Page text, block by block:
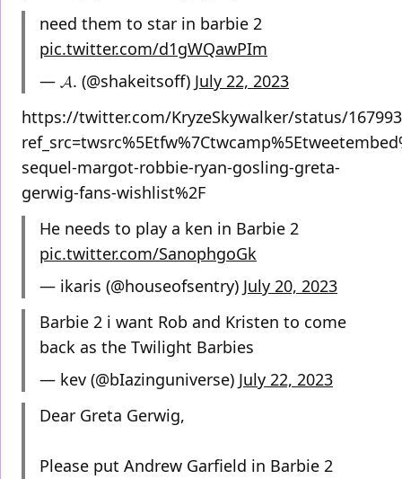
need them to star in barbie 2
pic.twitter.com/d1gWQawPIm
— 𝓐. (@shakeitsoff) July 22, 2023
https://twitter.com/KryzeSkywalker/status/
sequel-margot-robbie-ryan-gosling-greta-
gerwig-fans-wishlist%2F
He needs to play a ken in Barbie 2
pic.twitter.com/SanophgoGk
— ikaris (@houseofsentry) July 20, 2023
Barbie 2 i want Rob and Kristen to come
back as the Twilight Barbies
— kev (@bIazinguniverse) July 22, 2023
Dear Greta Gerwig,
Please put Andrew Garfield in Barbie 2